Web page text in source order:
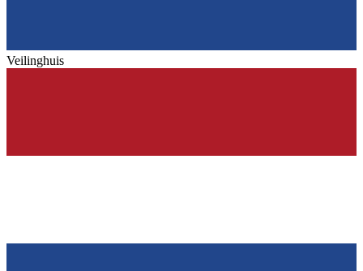
Veilinghuis